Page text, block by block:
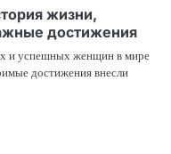
жизни,
достижения
и успешных женщин в мире
достижения внесли